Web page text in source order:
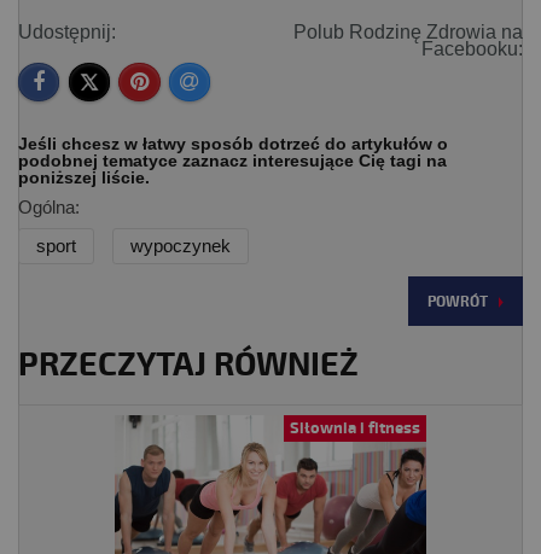
Udostępnij:
Polub Rodzinę Zdrowia na
Facebooku:
Jeśli chcesz w łatwy sposób dotrzeć do artykułów o
podobnej tematyce zaznacz interesujące Cię tagi na
poniższej liście.
Ogólna:
sport
wypoczynek
POWRÓT
PRZECZYTAJ RÓWNIEŻ
Siłownia i fitness